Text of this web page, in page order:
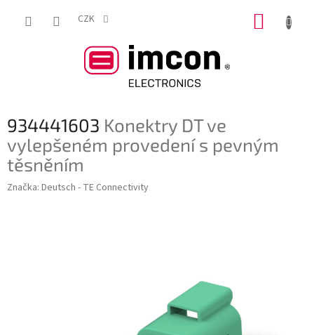
CZK
934441603 Konektry DT ve
vylepšeném provedení s pevným
těsněním
Značka: Deutsch - TE Connectivity